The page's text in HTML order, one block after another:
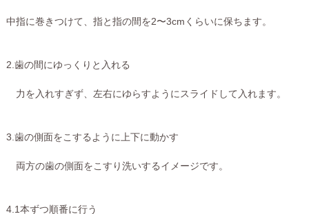
中指に巻きつけて、指と指の間を2〜3cmくらいに保ちます。
2.歯の間にゆっくりと入れる
力を入れすぎず、左右にゆらすようにスライドして入れます。
3.歯の側面をこするように上下に動かす
両方の歯の側面をこすり洗いするイメージです。
4.1本ずつ順番に行う